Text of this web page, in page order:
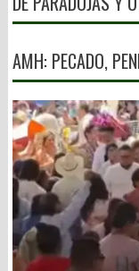
AMH: PECADO,